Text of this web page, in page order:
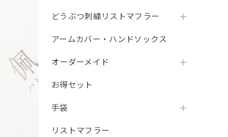
どうぶつ刺繍リストマフラー
アームカバー・ハンドソックス
オーダーメイド
お得セット
手袋
リストマフラー